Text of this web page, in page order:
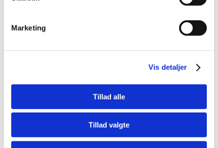
Marketing
Vis detaljer
Tillad alle
Tillad valgte
Brystmål: 33 - 45 cm
Hundens vægt: 4 - 7 kg